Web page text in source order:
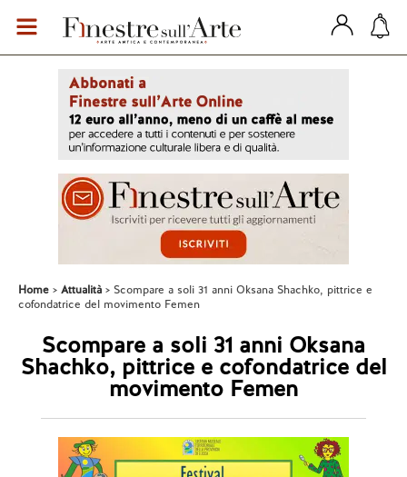
Home Attualità
Scompare a soli 31 anni Oksana Shachko, pittrice e
cofondatrice del movimento Femen
Scompare a soli 31 anni Oksana
Shachko, pittrice e cofondatrice del
movimento Femen